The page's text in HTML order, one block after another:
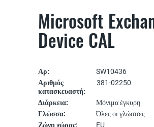
Microsoft
Device CAL
Αρ:
SW10436
Αριθμός
κατασκευαστή:
381-02250
Διάρκεια:
Μόνιμα έγκυρη
Γλώσσα:
Όλες οι γλώσσες
Ζώνη χώρας:
EU